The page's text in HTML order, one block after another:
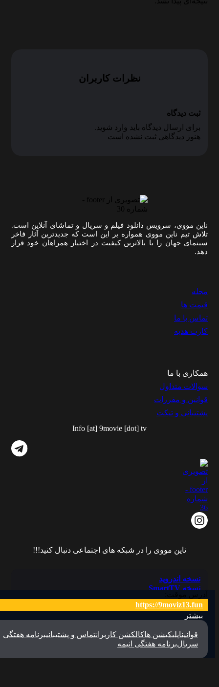
نظرات کاربران
ثبت دیدگاه
برای ارسال دیدگاه باید وارد شوید.
هنوز دیدگاهی ثبت نشده است
آدرس موقت:
https://9moviz13.fun
بیشتر
قوانیناپلیکیشن هاکالکشن کاربرانتماس و پشتیبانیبرنامه هفتگی
سریال‌برنامه هفتگی انیمه
ناین مووی، سرویس دانلود فیلم و سریال و تماشای آنلاین است.
تلاش تیم ناین مووی همواره بر این است که جدیدترین آثار فاخر
سینمای جهان را با بالاترین کیفیت در اختیار همراهان خود قرار
دهد.
مجله
قیمت ها
تماس با ما
کارت هدیه
همکاری با ما
سوالات متداول
قوانین و مقررات
پشتیبانی و تیکت
Info [at] 9movie [dot] tv
ناین مووی را در شبکه های اجتماعی دنبال کنید!!!
نسخه اندروید
نسخه SmartTV
گیت هاب اپ ها
:اپلیکیشن‌ها